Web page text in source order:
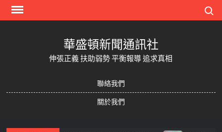
Skip
華盛頓新聞通訊社
伸張正義 扶助弱勢 平衡報導 追求真相
聯絡我們
關於我們